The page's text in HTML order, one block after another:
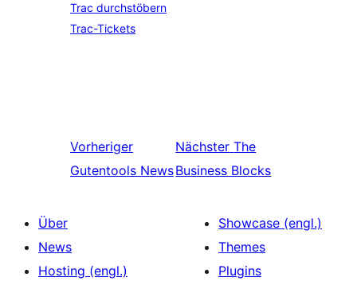
Trac durchstöbern
Trac-Tickets
Vorheriger
Gutentools News
Nächster The
Business Blocks
Über
News
Hosting (engl.)
Showcase (engl.)
Themes
Plugins